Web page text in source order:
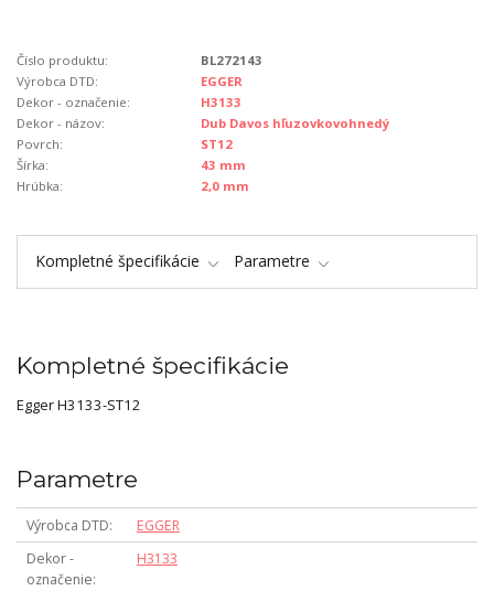
Číslo produktu:
BL272143
Výrobca DTD:
EGGER
Dekor - označenie:
H3133
Dekor - názov:
Dub Davos hľuzovkovohnedý
Povrch:
ST12
Šírka:
43 mm
Hrúbka:
2,0 mm
Kompletné špecifikácie Parametre
Kompletné špecifikácie
Egger H3133-ST12
Parametre
Výrobca DTD
EGGER
Dekor -
označenie
H3133